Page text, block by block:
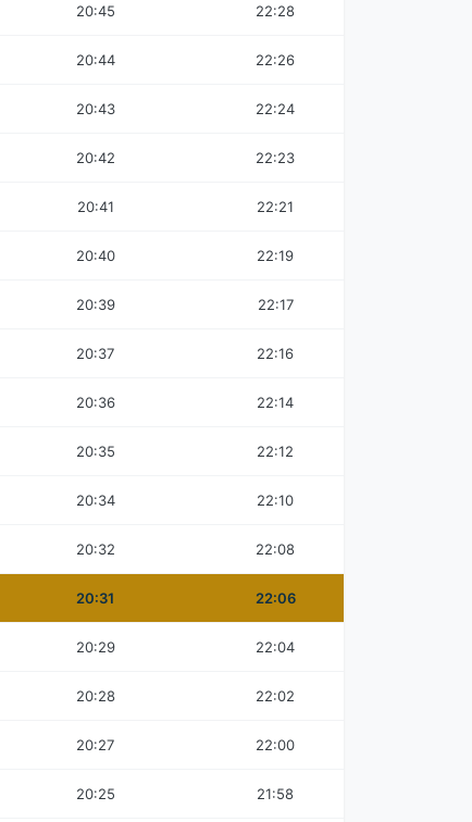
20:45 22:28
20:44 22:26
20:43 22:24
20:42 22:23
20:41 22:21
20:40 22:19
20:39 22:17
20:37 22:16
20:36 22:14
20:35 22:12
20:34 22:10
20:32 22:08
20:31 22:06
20:29 22:04
20:28 22:02
20:27 22:00
20:25 21:58